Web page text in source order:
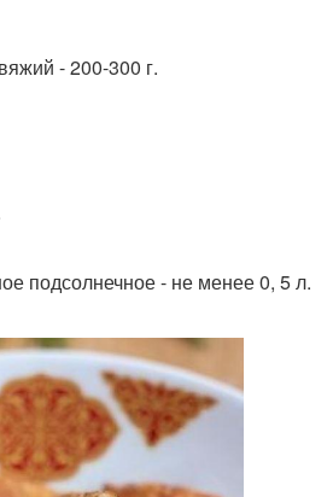
- 200-300 г.
подсолнечное - не менее 0, 5 л.